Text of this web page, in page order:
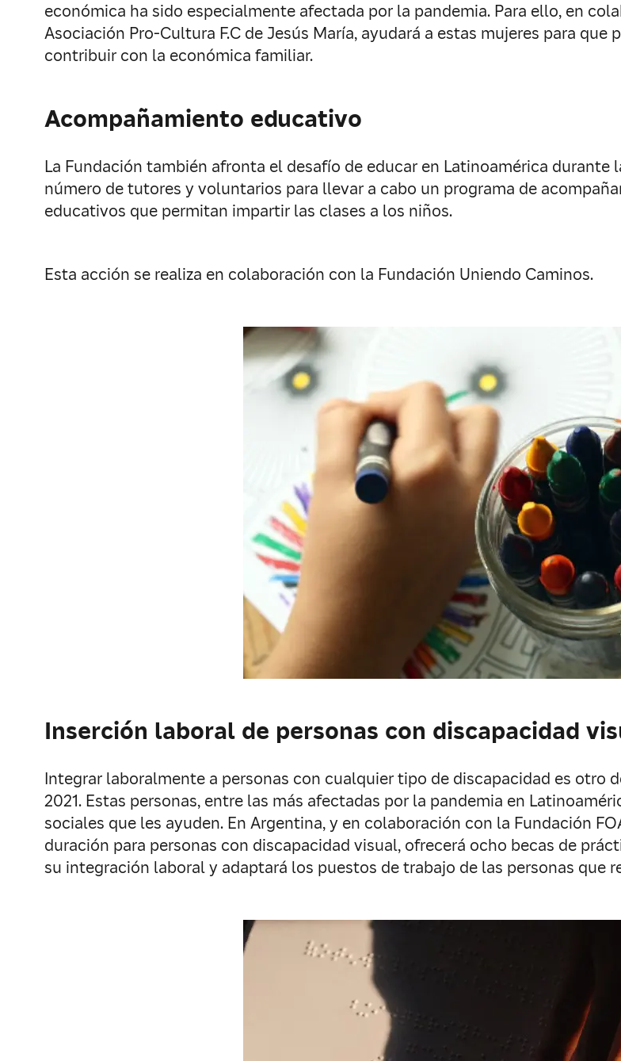
económica ha sido especialmente afectada por la pandemia. Para ello, en
Asociación Pro-Cultura F.C de Jesús María, ayudará a estas mujeres para
contribuir con la económica familiar.
Acompañamiento educativo
La Fundación también afronta el desafío de educar en Latinoamérica durante
número de tutores y voluntarios para llevar a cabo un programa de
educativos que permitan impartir las clases a los niños.
Esta acción se realiza en colaboración con la Fundación Uniendo Caminos.
Inserción laboral de personas con discapacidad
Integrar laboralmente a personas con cualquier tipo de discapacidad es otro
2021. Estas personas, entre las más afectadas por la pandemia en
sociales que les ayuden. En Argentina, y en colaboración con la Fundación
duración para personas con discapacidad visual, ofrecerá ocho becas de
su integración laboral y adaptará los puestos de trabajo de las personas que